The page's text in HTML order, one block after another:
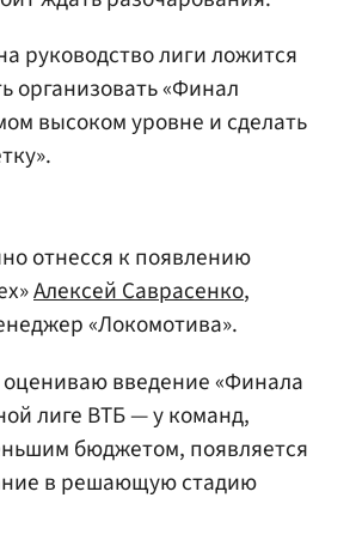
руководство лиги ложится
организовать «Финал
высоком уровне и сделать
отнесся к появлению
Алексей Саврасенко,
«Локомотива».
введение «Финала
лиге ВТБ — у команд,
бюджетом, появляется
в решающую стадию